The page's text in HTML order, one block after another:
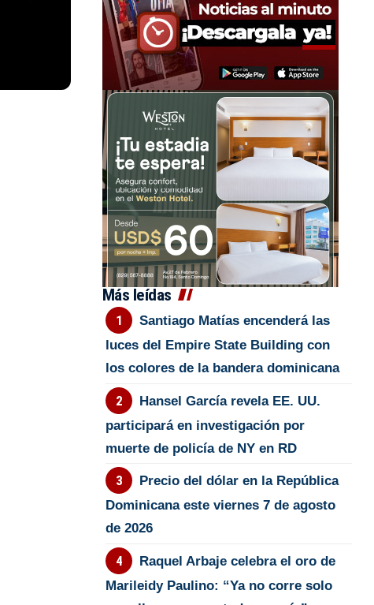
Más leídas
Santiago Matías encenderá las
luces del Empire State Building con
los colores de la bandera dominicana
Hansel García revela EE. UU.
participará en investigación por
muerte de policía de NY en RD
Precio del dólar en la República
Dominicana este viernes 7 de agosto
de 2026
Raquel Arbaje celebra el oro de
Marileidy Paulino: “Ya no corre solo